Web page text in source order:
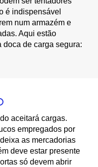
é indispensável
num armazém e
Aqui estão
doca de carga segura:
aceitará cargas.
empregados por
as mercadorias
deve estar presente
só devem abrir